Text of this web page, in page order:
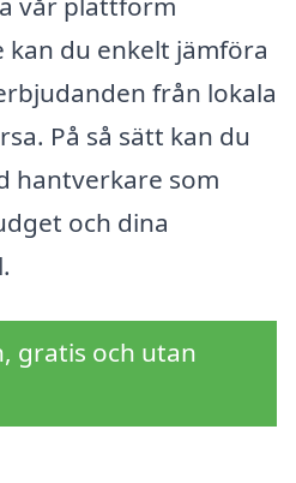
du enkelt jämföra
från lokala
På så sätt kan du
hantverkare som
och dina
gratis och utan